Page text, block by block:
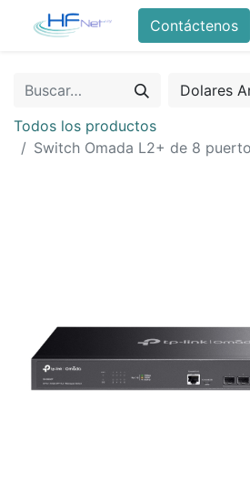
Contáctenos
Dolares
Todos los productos
Switch Omada L2+ de 8